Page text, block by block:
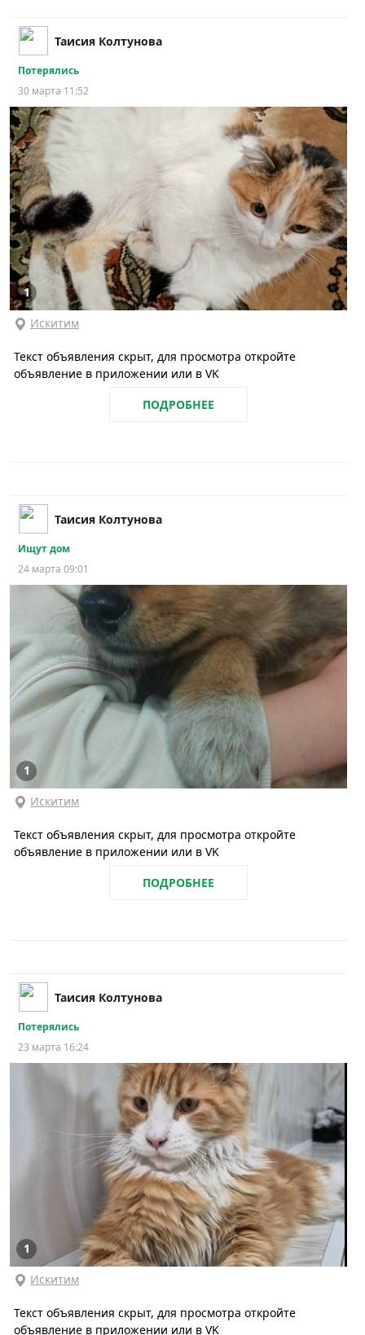
Таисия Колтунова
Потерялись
30 марта 11:52
1
Искитим
Текст объявления скрыт, для просмотра откройте
объявление в приложении или в VK
ПОДРОБНЕЕ
Таисия Колтунова
Ищут дом
24 марта 09:01
1
Искитим
Текст объявления скрыт, для просмотра откройте
объявление в приложении или в VK
ПОДРОБНЕЕ
Таисия Колтунова
Потерялись
23 марта 16:24
1
Искитим
Текст объявления скрыт, для просмотра откройте
объявление в приложении или в VK